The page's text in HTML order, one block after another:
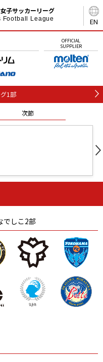
EN
子サッカーリーグ
Football League
OFFICIAL
SUPPLIER
1部
次節
石人の星
静岡 愛媛Ｌ
でしこ2部